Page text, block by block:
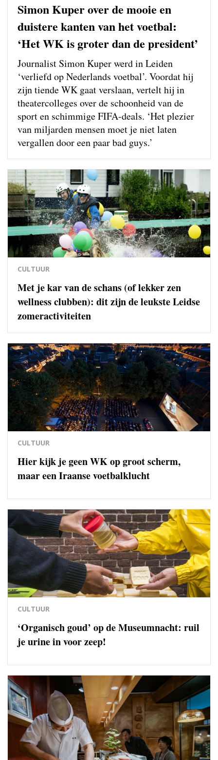
Simon Kuper over de mooie en
duistere kanten van het voetbal:
‘Het WK is groter dan de president’
Journalist Simon Kuper werd in Leiden
‘verliefd op Nederlands voetbal’. Voordat hij
zijn tiende WK gaat verslaan, vertelt hij in
theatercolleges over de schoonheid van de
sport en schimmige FIFA-deals. ‘Het plezier
van miljarden mensen moet je niet laten
vergallen door een paar bad guys.’
CULTUUR
Met je kar van de schans (of lekker zen
wellness clubben): dit zijn de leukste Leidse
zomeractiviteiten
CULTUUR
Hier kijk je geen WK op groot scherm,
maar een Iraanse voetbalklucht
CULTUUR
‘Organisch goud’ op de Museumnacht: ruil
je urine in voor zeep!